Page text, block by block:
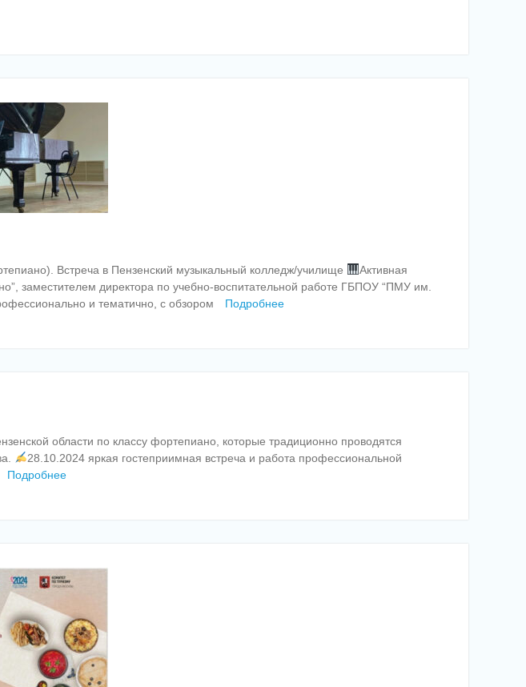
Встреча в Пензенский музыкальный колледж/училище
Активная
заместителем директора по учебно-воспитательной работе ГБПОУ “ПМУ им.
и тематично, с обзором Подробнее
области по классу фортепиано, которые традиционно проводятся
28.10.2024 яркая гостеприимная встреча и работа профессиональной
Подробнее